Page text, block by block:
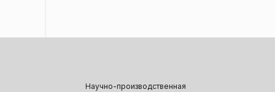
Научно-производственная